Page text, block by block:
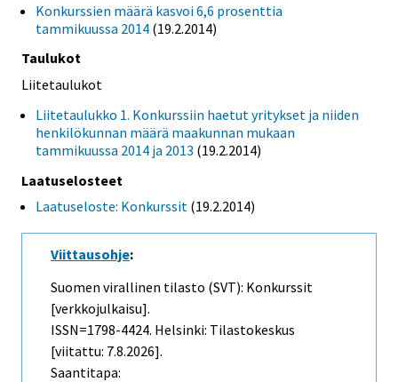
Konkurssien määrä kasvoi 6,6 prosenttia
tammikuussa 2014 (19.2.2014)
Taulukot
Liitetaulukot
Liitetaulukko 1. Konkurssiin haetut yritykset ja niiden
henkilökunnan määrä maakunnan mukaan
tammikuussa 2014 ja 2013 (19.2.2014)
Laatuselosteet
Laatuseloste: Konkurssit (19.2.2014)
Viittausohje:
Suomen virallinen tilasto (SVT): Konkurssit
[verkkojulkaisu].
ISSN=1798-4424. Helsinki: Tilastokeskus
[viitattu: 7.8.2026].
Saantitapa: